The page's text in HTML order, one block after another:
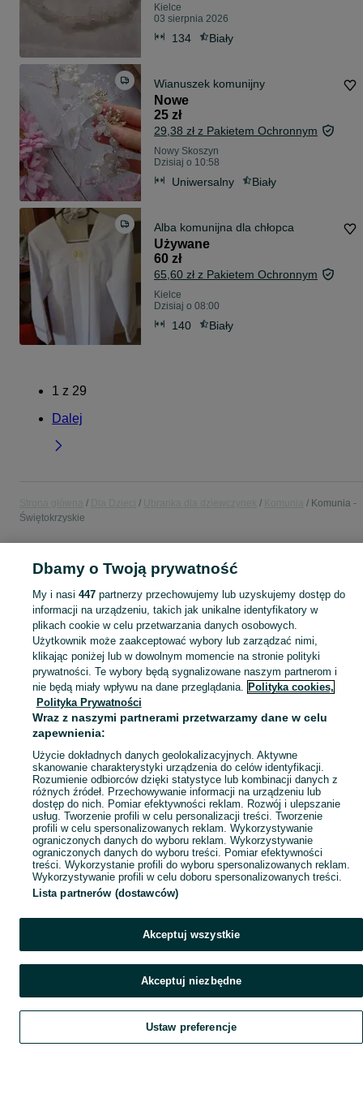
Kielce
03 sierpnia 2026
134 Biały
Wianuszek komunijny
Nowe
25 zł
29,38 zł z Pakietem Ochronnym
Nowy Skoszyn
Dzisiaj o 10:58
Uniwersalny Biały
Alba komunijna dla chłopca
Używane
60 zł
65,60 zł z Pakietem Ochronnym
Kielce
Dzisiaj o 08:00
140 Biały
1 z 29
Dalej
Komunia -
Świętokrzyskie
POLSKA » ŚWIĘTOKRZYSKIE
KATEGORIA
garnitur dla dziewczynki,spodnie dzwony dla dziewczynki,strój Zobacz
Mapa kategorii
Mapa miejscowości
Szukaj Obserwujesz Dodaj Czat Konto
Dbamy o Twoją prywatność
My i nasi 447partnerzy przechowujemy lub uzyskujemy dostęp do
informacji na urządzeniu, takich jak unikalne identyfikatory w
plikach cookie w celu przetwarzania danych osobowych.
Użytkownik może zaakceptować wybory lub zarządzać nimi,
klikając poniżej lub w dowolnym momencie na stronie polityki
prywatności. Te wybory będą sygnalizowane naszym partnerom i
nie będą miały wpływu na dane przeglądania. Polityka cookies,
Polityka Prywatności
Wraz z naszymi partnerami przetwarzamy dane w celu
zapewnienia:
Użycie dokładnych danych geolokalizacyjnych. Aktywne
skanowanie charakterystyki urządzenia do celów identyfikacji.
Rozumienie odbiorców dzięki statystyce lub kombinacji danych z
różnych źródeł. Przechowywanie informacji na urządzeniu lub
dostęp do nich. Pomiar efektywności reklam. Rozwój i ulepszanie
usług. Tworzenie profili w celu personalizacji treści. Tworzenie
profili w celu spersonalizowanych reklam. Wykorzystywanie
ograniczonych danych do wyboru reklam. Wykorzystywanie
ograniczonych danych do wyboru treści. Pomiar efektywności
treści. Wykorzystanie profili do wyboru spersonalizowanych reklam.
Wykorzystywanie profili w celu doboru spersonalizowanych treści.
Lista partnerów (dostawców)
Akceptuj wszystkie
Akceptuj niezbędne
Ustaw preferencje